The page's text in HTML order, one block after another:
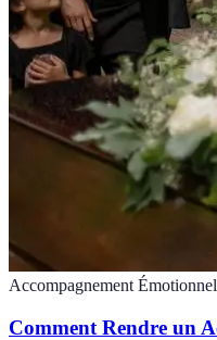
Accompagnement Émotionnel
Comment Rendre un